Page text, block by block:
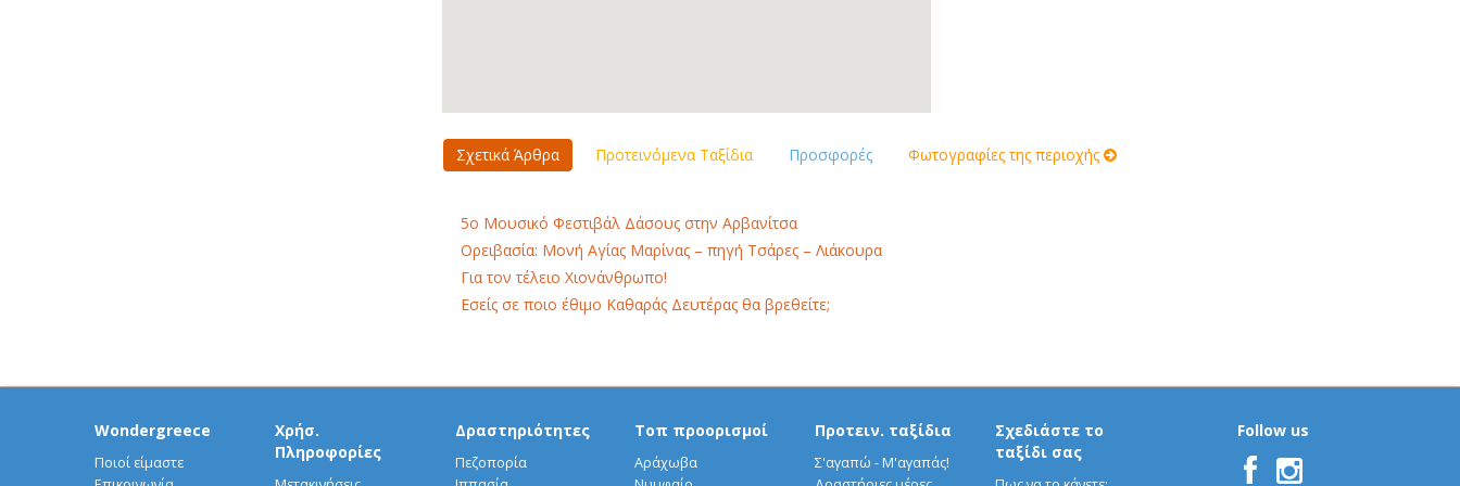
Σχετικά Άρθρα Προτεινόμενα Ταξίδια Προσφορές Φωτογραφίες της περιοχής
5o Mουσικό Φεστιβάλ Δάσους στην Αρβανίτσα
Ορειβασία: Μονή Αγίας Μαρίνας – πηγή Τσάρες – Λιάκουρα
Για τον τέλειο Χιονάνθρωπο!
Εσείς σε ποιο έθιμο Καθαράς Δευτέρας θα βρεθείτε;
Wondergreece
Ποιοί είμαστε
Χρήσ.
Πληροφορίες
Δραστηριότητες
Πεζοπορία
Τοπ προορισμοί
Αράχωβα
Προτειν. ταξίδια
Σ'αγαπώ - Μ'αγαπάς!
Σχεδιάστε το
ταξίδι σας
Follow us